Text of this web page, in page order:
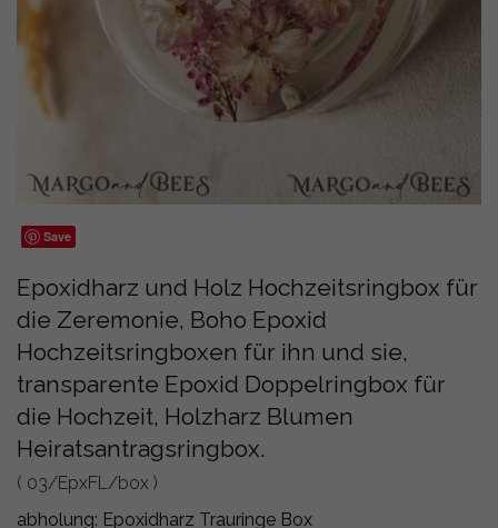
Save
Epoxidharz und Holz Hochzeitsringbox für
die Zeremonie, Boho Epoxid
Hochzeitsringboxen für ihn und sie,
transparente Epoxid Doppelringbox für
die Hochzeit, Holzharz Blumen
Heiratsantragsringbox.
( 03/EpxFL/box )
abholung: Epoxidharz Trauringe Box